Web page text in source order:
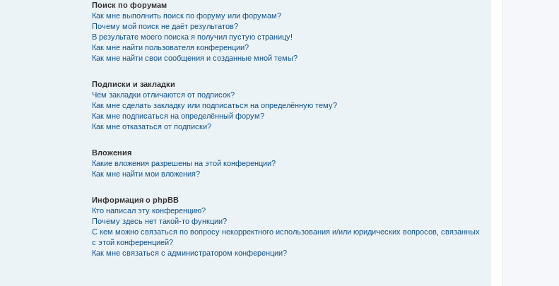
Поиск по форумам
Как мне выполнить поиск по форуму или форумам?
Почему мой поиск не даёт результатов?
В результате моего поиска я получил пустую страницу!
Как мне найти пользователя конференции?
Как мне найти свои сообщения и созданные мной темы?
Подписки и закладки
Чем закладки отличаются от подписок?
Как мне сделать закладку или подписаться на определённую тему?
Как мне подписаться на определённый форум?
Как мне отказаться от подписки?
Вложения
Какие вложения разрешены на этой конференции?
Как мне найти мои вложения?
Информация о phpBB
Кто написал эту конференцию?
Почему здесь нет такой-то функции?
С кем можно связаться по вопросу некорректного использования и/или юридических вопросов, связанных
с этой конференцией?
Как мне связаться с администратором конференции?